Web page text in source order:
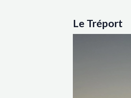
Le Tréport